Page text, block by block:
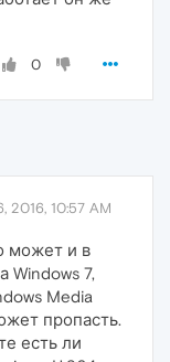
0
2016, 10:57 AM
может и в
Windows 7,
Media
пропасть.
есть ли